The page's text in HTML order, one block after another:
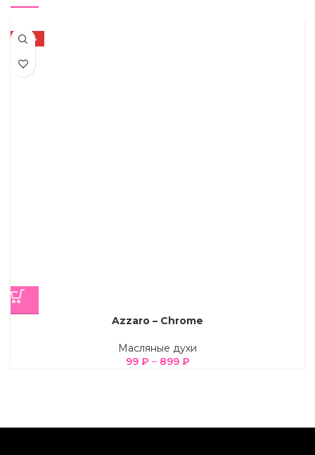
-72%
Azzaro – Chrome
Масляные духи
99 ₽ – 899 ₽